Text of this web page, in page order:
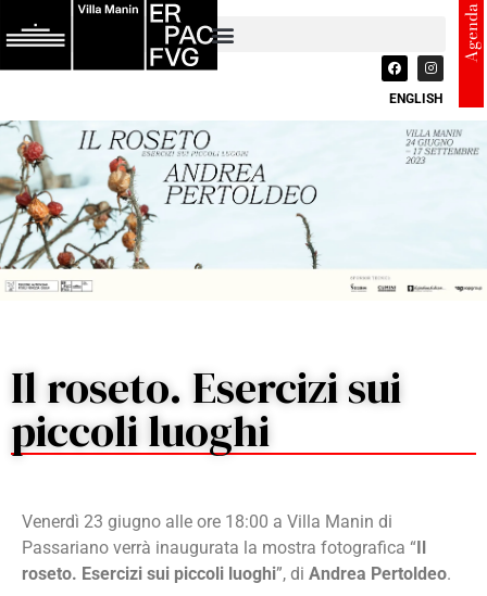
ENGLISH
Agenda
Il roseto. Esercizi sui
piccoli luoghi
Venerdì 23 giugno alle ore 18:00 a Villa Manin di
Passariano verrà inaugurata la mostra fotografica “Il
roseto. Esercizi sui piccoli luoghi”, di Andrea Pertoldeo.